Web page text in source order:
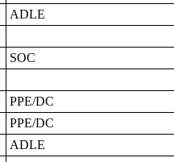
ADLE
SOC
PPE/DC
PPE/DC
ADLE